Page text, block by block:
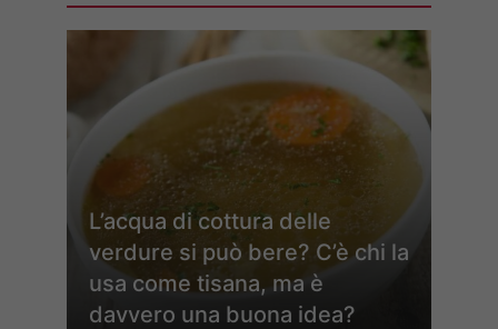
L’acqua di cottura delle
verdure si può bere? C’è chi la
usa come tisana, ma è
davvero una buona idea?